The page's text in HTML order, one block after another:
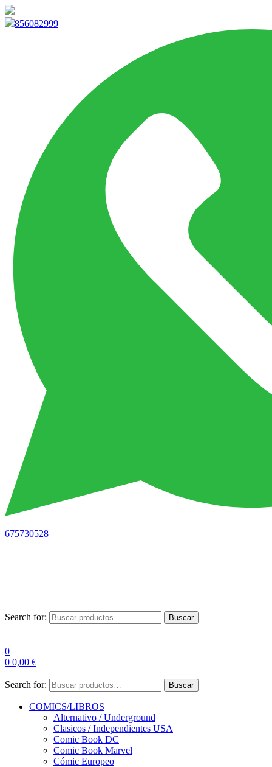
856082999
675730528
Search for: Buscar
0
0 0,00 €
Search for: Buscar
COMICS/LIBROS
Alternativo / Underground
Clasicos / Independientes USA
Comic Book DC
Comic Book Marvel
Cómic Europeo